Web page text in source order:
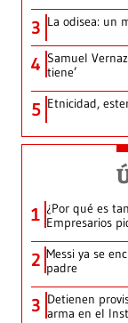
3 La odisea: un
4 Samuel
tiene’
5 Etnicidad,
1 ¿Por qué es
Empresarios
2 Messi ya se
padre
3 Detienen
arma en el